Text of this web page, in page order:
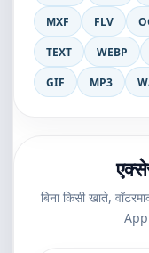
MXF
FLV
TEXT
WEBP
GIF
MP3
बिना किसी खाते,
App